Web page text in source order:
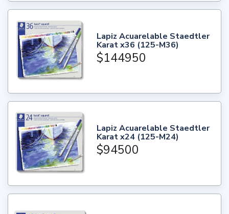
Lapiz Acuarelable Staedtler
Karat x36 (125-M36)
$144950
Lapiz Acuarelable Staedtler
Karat x24 (125-M24)
$94500